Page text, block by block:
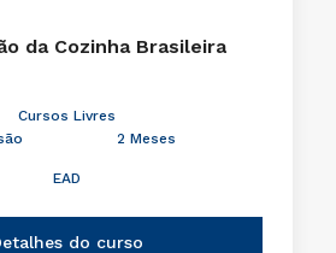
da Cozinha Brasileira
Cursos Livres
2 Meses
EAD
do curso